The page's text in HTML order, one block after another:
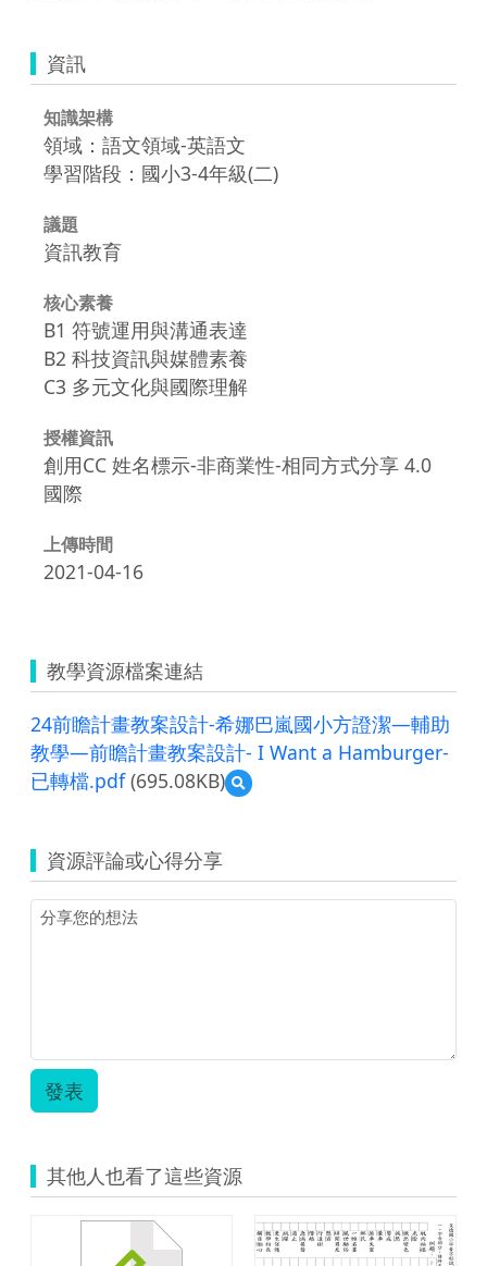
資訊
知識架構
領域：語文領域-英語文
學習階段：國小3-4年級(二)
議題
資訊教育
核心素養
B1 符號運用與溝通表達
B2 科技資訊與媒體素養
C3 多元文化與國際理解
授權資訊
創用CC 姓名標示-非商業性-相同方式分享 4.0
國際
上傳時間
2021-04-16
教學資源檔案連結
24前瞻計畫教案設計-希娜巴嵐國小方證潔—輔助
教學—前瞻計畫教案設計- I Want a Hamburger-
已轉檔.pdf(695.08KB)
預
覽
計
畫
—
助
教
資源評論或心得分享
發表
其他人也看了這些資源